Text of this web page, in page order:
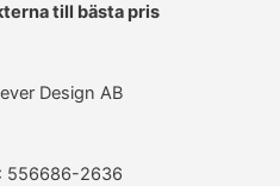
till bästa pris
Design AB
556686-2636